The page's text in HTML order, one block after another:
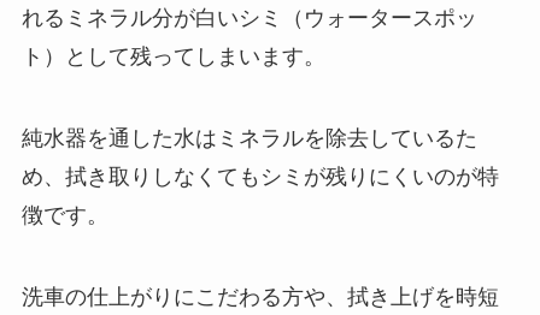
れるミネラル分が白いシミ（ウォータースポッ
ト）として残ってしまいます。
純水器を通した水はミネラルを除去しているた
め、拭き取りしなくてもシミが残りにくいのが特
徴です。
洗車の仕上がりにこだわる方や、拭き上げを時短